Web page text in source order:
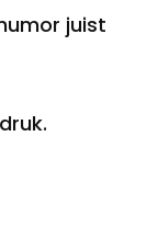
juist